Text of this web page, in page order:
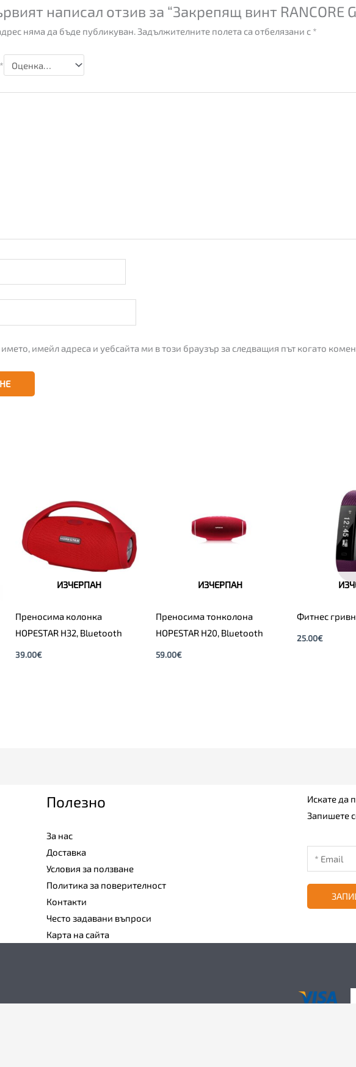
написал отзив за “Закрепящ винт RANCORE
няма да бъде публикуван. Задължителните полета са отбелязани с *
*
имейл адреса и уебсайта ми в този браузър за следващия път когато
ИЗЧЕРПАН
Преносима колонка
HOPESTAR H32, Bluetooth
39.00€
ИЗЧЕРПАН
Преносима тонколона
HOPESTAR H20, Bluetooth
59.00€
Фитнес
25.00€
Полезно
За нас
Доставка
Условия за ползване
Политика за поверителност
Контакти
Често задавани въпроси
Карта на сайта
Искате да
Запишете